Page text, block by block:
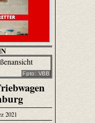
Fpto: VBB
2021